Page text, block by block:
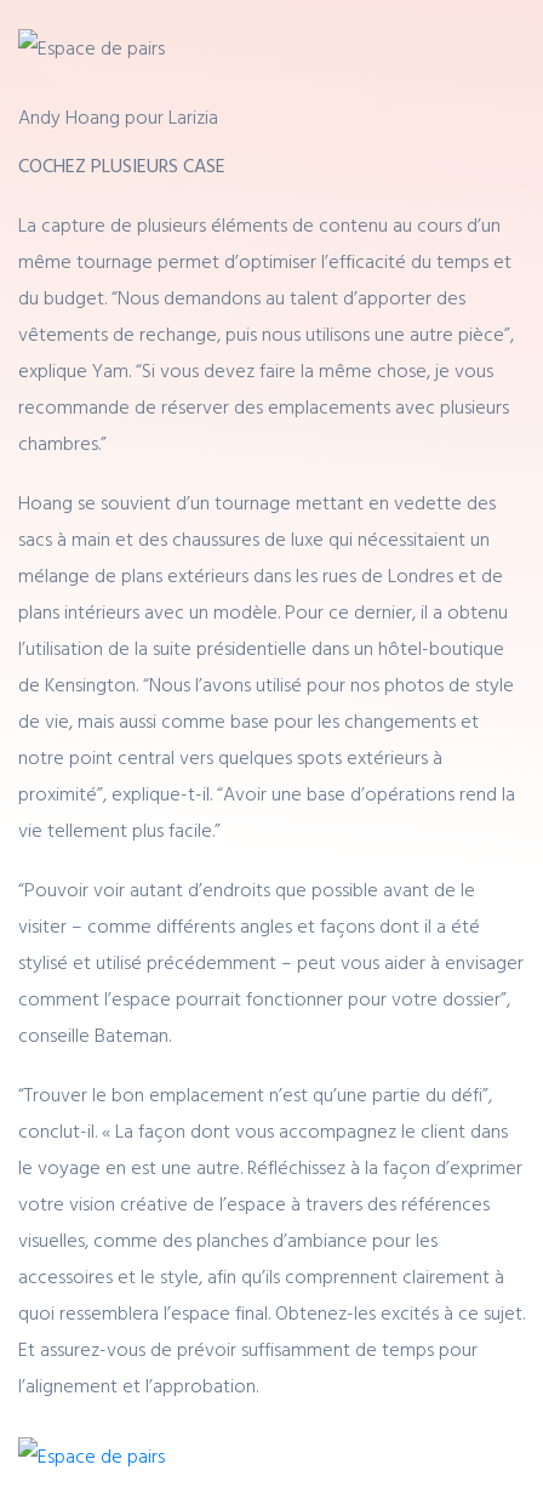
Andy Hoang pour Larizia
COCHEZ PLUSIEURS CASE
La capture de plusieurs éléments de contenu au cours d’un
même tournage permet d’optimiser l’efficacité du temps et
du budget. “Nous demandons au talent d’apporter des
vêtements de rechange, puis nous utilisons une autre pièce”,
explique Yam. “Si vous devez faire la même chose, je vous
recommande de réserver des emplacements avec plusieurs
chambres.”
Hoang se souvient d’un tournage mettant en vedette des
sacs à main et des chaussures de luxe qui nécessitaient un
mélange de plans extérieurs dans les rues de Londres et de
plans intérieurs avec un modèle. Pour ce dernier, il a obtenu
l’utilisation de la suite présidentielle dans un hôtel-boutique
de Kensington. “Nous l’avons utilisé pour nos photos de style
de vie, mais aussi comme base pour les changements et
notre point central vers quelques spots extérieurs à
proximité”, explique-t-il. “Avoir une base d’opérations rend la
vie tellement plus facile.”
“Pouvoir voir autant d’endroits que possible avant de le
visiter – comme différents angles et façons dont il a été
stylisé et utilisé précédemment – peut vous aider à envisager
comment l’espace pourrait fonctionner pour votre dossier”,
conseille Bateman.
“Trouver le bon emplacement n’est qu’une partie du défi”,
conclut-il. « La façon dont vous accompagnez le client dans
le voyage en est une autre. Réfléchissez à la façon d’exprimer
votre vision créative de l’espace à travers des références
visuelles, comme des planches d’ambiance pour les
accessoires et le style, afin qu’ils comprennent clairement à
quoi ressemblera l’espace final. Obtenez-les excités à ce sujet.
Et assurez-vous de prévoir suffisamment de temps pour
l’alignement et l’approbation.